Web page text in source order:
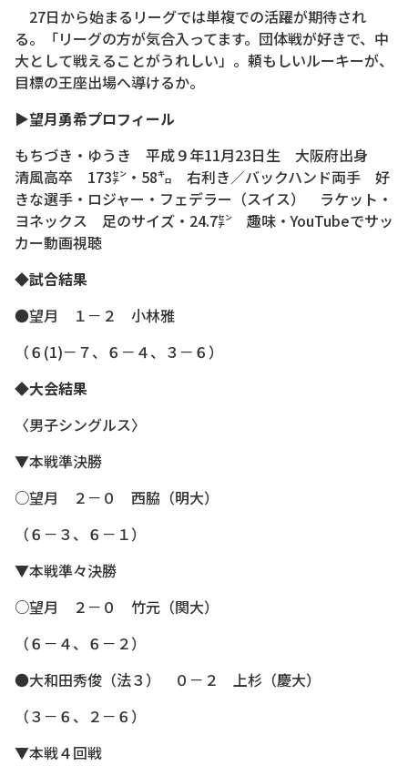
27日から始まるリーグでは単複での活躍が期待され
る。「リーグの方が気合入ってます。団体戦が好きで、中
大として戦えることがうれしい」。頼もしいルーキーが、
目標の王座出場へ導けるか。
▶望月勇希プロフィール
もちづき・ゆうき 平成９年11月23日生 大阪府出身
清風高卒 173㌢・58㌔ 右利き／バックハンド両手 好
きな選手・ロジャー・フェデラー（スイス） ラケット・
ヨネックス 足のサイズ・24.7㌢ 趣味・YouTubeでサッ
カー動画視聴
◆試合結果
●望月 １－２ 小林雅
（６(1)－７、６－４、３－６）
◆大会結果
〈男子シングルス〉
▼本戦準決勝
○望月 ２－０ 西脇（明大）
（６－３、６－１）
▼本戦準々決勝
○望月 ２－０ 竹元（関大）
（６－４、６－２）
●大和田秀俊（法３） ０－２ 上杉（慶大）
（３－６、２－６）
▼本戦４回戦